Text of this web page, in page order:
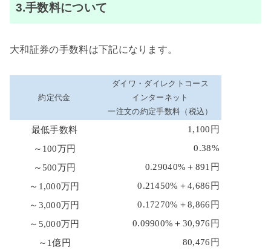
3.手数料について
大和証券の手数料は下記になります。
約定代金
ダイワ・ダイレクトコース
インターネット
一注文の約定手数料（税込）
最低手数料
1,100円
～100万円
0.38%
～500万円
0.29040%＋891円
～1,000万円
0.21450%＋4,686円
～3,000万円
0.17270%＋8,866円
～5,000万円
0.09900%＋30,976円
～1億円
80,476円